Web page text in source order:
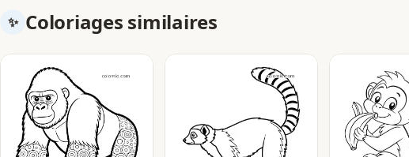
Coloriages similaires